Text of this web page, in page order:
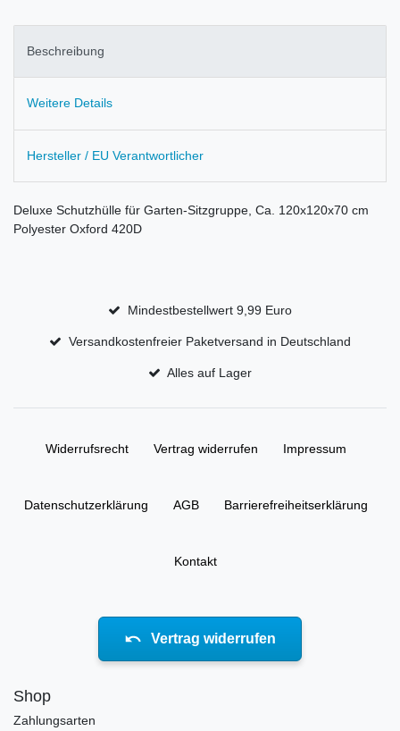
Beschreibung
Weitere Details
Hersteller / EU Verantwortlicher
Deluxe Schutzhülle für Garten-Sitzgruppe, Ca. 120x120x70 cm
Polyester Oxford 420D
Mindestbestellwert 9,99 Euro
Versandkostenfreier Paketversand in Deutschland
Alles auf Lager
Widerrufs­recht Vertrag widerrufen Impressum
Daten­schutz­erklärung AGB Barrierefreiheitserklärung
Kontakt
Vertrag widerrufen
Shop
Zahlungsarten